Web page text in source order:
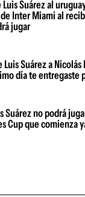
Suárez al
Inter Miami al
jugar
Suárez a
día te entregaste
Suárez no podrá
Cup que comienza